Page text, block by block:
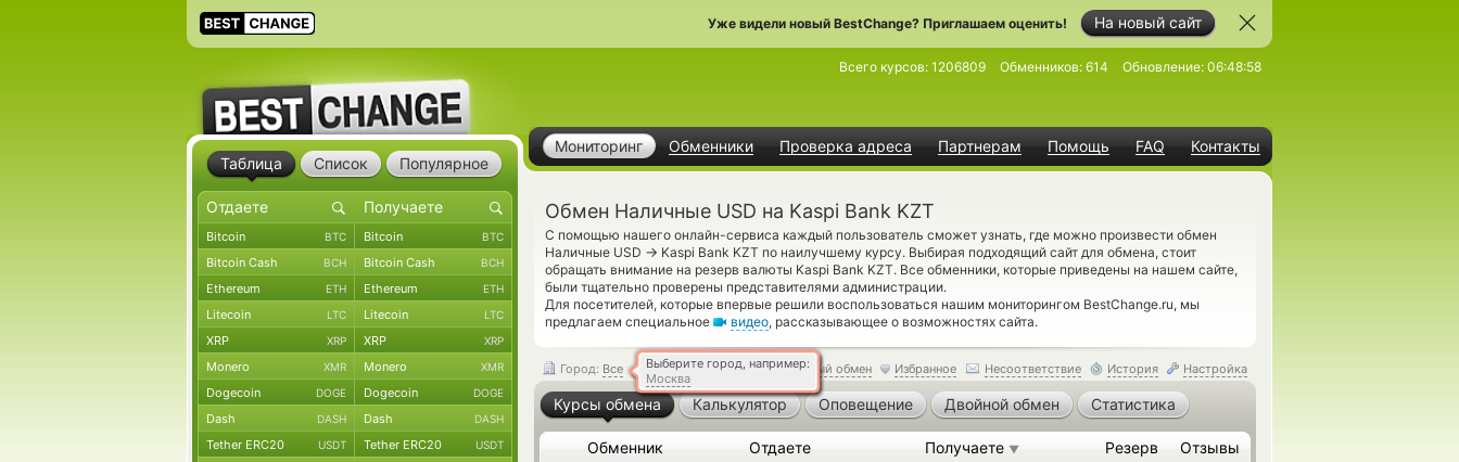
На новый сайт
Уже видели новый BestChange? Приглашаем оценить!
Мониторинг Обменники Проверка адреса Партнерам Помощь FAQ Контакты
Всего курсов: 1206809 Обменников: 614 Обновление: 06:48:58
Обмен Наличные USD на Kaspi Bank KZT
С помощью нашего онлайн-сервиса каждый пользователь сможет узнать, где можно произвести обмен
Наличные USD → Kaspi Bank KZT по наилучшему курсу. Выбирая подходящий сайт для обмена, стоит
обращать внимание на резерв валюты Kaspi Bank KZT. Все обменники, которые приведены на нашем сайте,
были тщательно проверены представителями администрации.
Для посетителей, которые впервые решили воспользоваться нашим мониторингом BestChange.ru, мы
предлагаем специальное
видео, рассказывающее о возможностях сайта.
Обратный обмен Избранное Несоответствие История Настройка
Город: Все
Выберите город, например:
Москва
Курсы обмена Калькулятор Оповещение Двойной обмен Статистика
Обменник Отдаете Получаете ▼ Резерв Отзывы
Таблица Список Популярное
Bitcoin BTC Bitcoin BTC
Bitcoin Cash BCH Bitcoin Cash BCH
Ethereum ETH Ethereum ETH
Litecoin LTC Litecoin LTC
XRP XRP XRP XRP
Monero XMR Monero XMR
Dogecoin DOGE Dogecoin DOGE
Dash DASH Dash DASH
Tether ERC20 USDT Tether ERC20 USDT